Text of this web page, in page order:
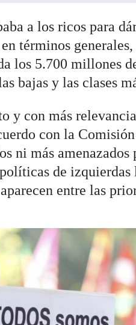
a los ricos para
términos
los 5.700 millones
bajas y las clases
y con más
con la
ni más
de izquierdas
entre las